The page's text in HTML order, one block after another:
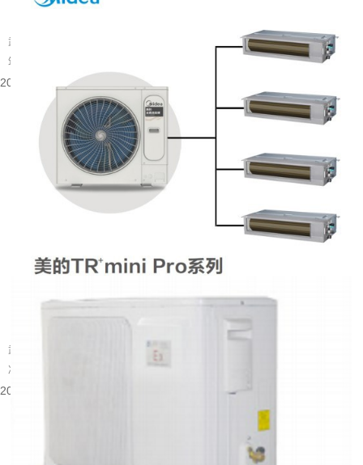
武汉大量建成年代较早的楼宇分布在老城片区，涵盖办公、商业以及部分居住建
筑。不少旧楼原有降温取暖设备老化，室内温控体验有限，很多业主会考虑...
2026-08-06 08:53:52
武汉别墅装什么中央空调好
武汉属于夏热冬冷的地域，夏季闷热酷暑，梅雨季湿度居高不下，冬季又伴随湿
冷的体感。别墅户型大多层数多、房间数量多，还常会带有地下室、挑空客...
2026-08-05 15:55:48